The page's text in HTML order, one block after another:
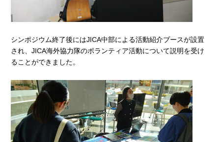
シンポジウム終了後にはJICA中部による活動紹介ブースが設置
され、JICA海外協力隊のボランティア活動について説明を受け
ることができました。